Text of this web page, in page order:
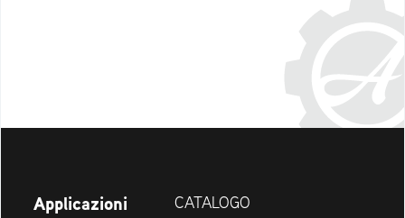
Applicazioni
CATALOGO